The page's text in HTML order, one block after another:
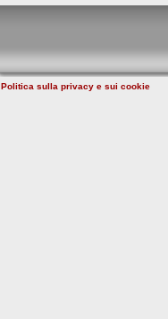
Politica sulla privacy e sui cookie